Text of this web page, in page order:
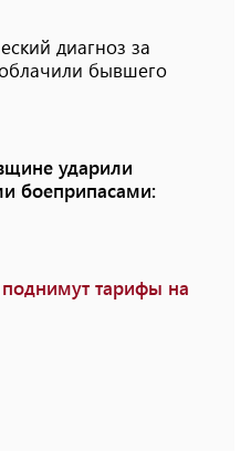
диагноз за
бывшего
ударили
боеприпасами:
тарифы на